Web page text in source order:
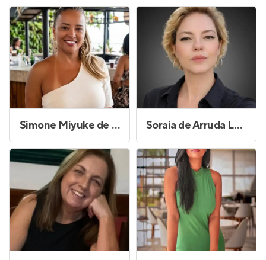
Simone Miyuke de Souza Carvalho Soraia de Arruda Leite